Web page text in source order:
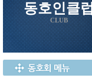
동호인클럽
CLUB